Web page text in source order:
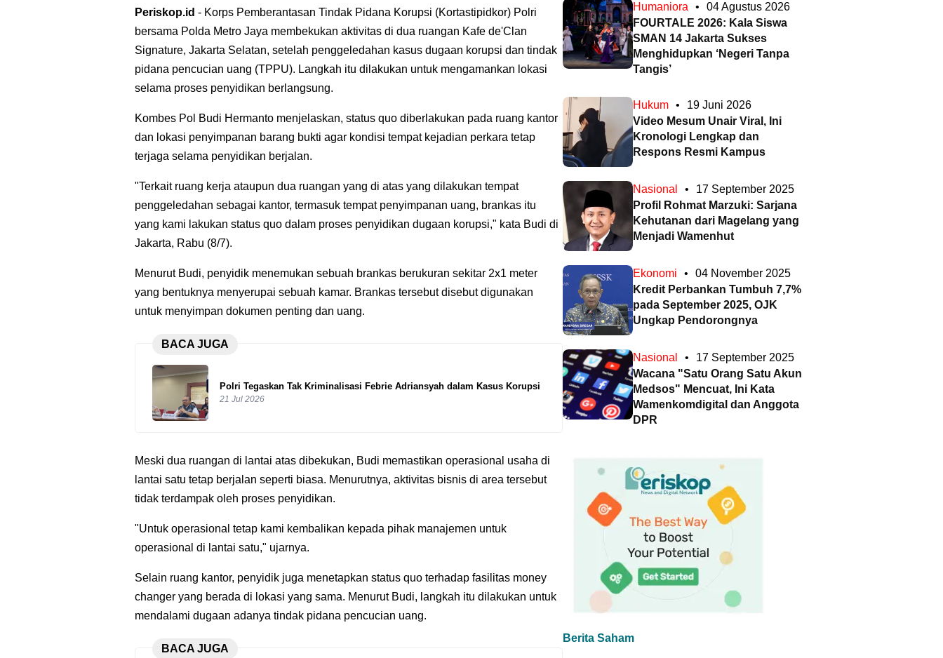
Periskop.id - Korps Pemberantasan Tindak Pidana Korupsi (Kortastipidkor) Polri
bersama Polda Metro Jaya membekukan aktivitas di dua ruangan Kafe de'Clan
Signature, Jakarta Selatan, setelah penggeledahan kasus dugaan korupsi dan tindak
pidana pencucian uang (TPPU). Langkah itu dilakukan untuk mengamankan lokasi
selama proses penyidikan berlangsung.
Kombes Pol Budi Hermanto menjelaskan, status quo diberlakukan pada ruang kantor
dan lokasi penyimpanan barang bukti agar kondisi tempat kejadian perkara tetap
terjaga selama penyidikan berjalan.
"Terkait ruang kerja ataupun dua ruangan yang di atas yang dilakukan tempat
penggeledahan sebagai kantor, termasuk tempat penyimpanan uang, brankas itu
yang kami lakukan status quo dalam proses penyidikan dugaan korupsi," kata Budi di
Jakarta, Rabu (8/7).
Menurut Budi, penyidik menemukan sebuah brankas berukuran sekitar 2x1 meter
yang bentuknya menyerupai sebuah kamar. Brankas tersebut disebut digunakan
untuk menyimpan dokumen penting dan uang.
BACA JUGA
Polri Tegaskan Tak Kriminalisasi Febrie Adriansyah dalam Kasus Korupsi
21 Jul 2026
Meski dua ruangan di lantai atas dibekukan, Budi memastikan operasional usaha di
lantai satu tetap berjalan seperti biasa. Menurutnya, aktivitas bisnis di area tersebut
tidak terdampak oleh proses penyidikan.
"Untuk operasional tetap kami kembalikan kepada pihak manajemen untuk
operasional di lantai satu," ujarnya.
Selain ruang kantor, penyidik juga menetapkan status quo terhadap fasilitas money
changer yang berada di lokasi yang sama. Menurut Budi, langkah itu dilakukan untuk
mendalami dugaan adanya tindak pidana pencucian uang.
BACA JUGA
Humaniora •
04 Agustus 2026
FOURTALE 2026: Kala Siswa
SMAN 14 Jakarta Sukses
Menghidupkan ‘Negeri Tanpa
Tangis’
Hukum •
19 Juni 2026
Video Mesum Unair Viral, Ini
Kronologi Lengkap dan
Respons Resmi Kampus
Nasional •
17 September 2025
Profil Rohmat Marzuki: Sarjana
Kehutanan dari Magelang yang
Menjadi Wamenhut
Ekonomi •
04 November 2025
Kredit Perbankan Tumbuh 7,7%
pada September 2025, OJK
Ungkap Pendorongnya
Nasional •
17 September 2025
Wacana "Satu Orang Satu Akun
Medsos" Mencuat, Ini Kata
Wamenkomdigital dan Anggota
DPR
Berita Saham